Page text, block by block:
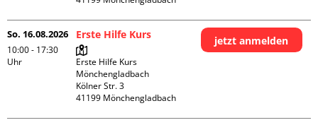
So. 16.08.2026
10:00 - 17:30
Uhr
Erste Hilfe Kurs
Erste Hilfe Kurs
Mönchengladbach
Kölner Str. 3
jetzt anmelden